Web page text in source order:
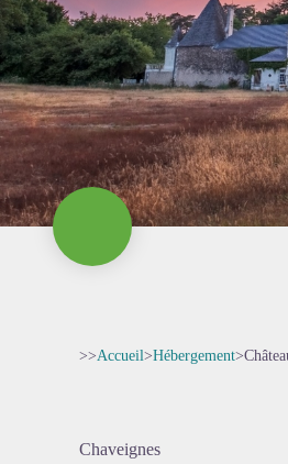
>>Accueil>Hébergement>
Chaveignes